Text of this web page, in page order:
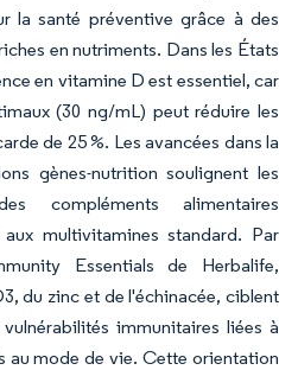
la santé préventive grâce à des
en nutriments. Dans les États
en vitamine D est essentiel, car
(30 ng/mL) peut réduire les
de 25 %. Les avancées dans la
gènes-nutrition soulignent les
compléments alimentaires
multivitamines standard. Par
Essentials de Herbalife,
du zinc et de l'échinacée, ciblent
immunitaires liées à
au mode de vie. Cette orientation